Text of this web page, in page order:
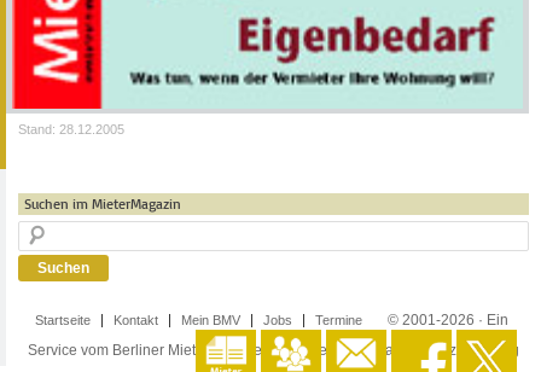
Stand: 28.12.2005
Suchen im MieterMagazin
Startseite Kontakt Mein BMV Jobs Termine
© 2001-2026 · Ein
Service vom Berliner Mieterverein e.V. ·Impressum· Datenschutzerklärung